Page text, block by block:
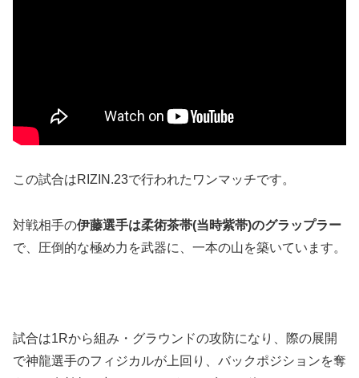
この試合はRIZIN.23で行われたワンマッチです。
対戦相手の伊藤選手は柔術茶帯(当時紫帯)のグラップラー
で、圧倒的な極め力を武器に、一本の山を築いています。
試合は1Rから組み・グラウンドの攻防になり、際の展開
で神龍選手のフィジカルが上回り、バックポジションを奪